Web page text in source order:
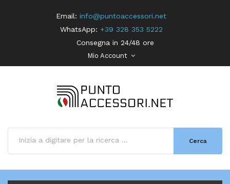
Email: info@puntoaccessori.net
WhatsApp: +39 328 353 5222
Consegna in 24/48 ore
Mio Account
Cerca